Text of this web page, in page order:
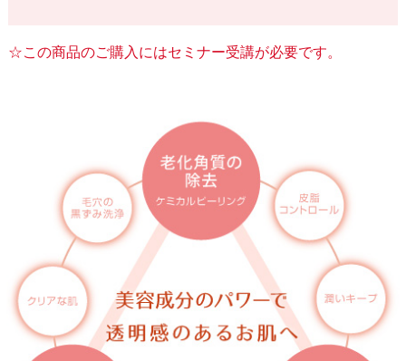
☆この商品のご購入にはセミナー受講が必要です。